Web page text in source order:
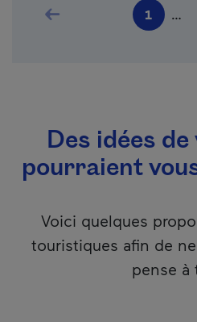
Page précédente
Page
1 …
Des idées
pourraient
Voici quelques
touristiques afin de
pense à